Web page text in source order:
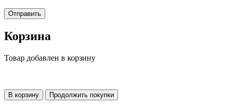
Отправить
Корзина
Товар добавлен в корзину
В корзину Продолжить покупки